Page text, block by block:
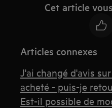
Cet article
Articles connexes
J'ai changé d'avis
acheté - puis-je
Est-il possible de